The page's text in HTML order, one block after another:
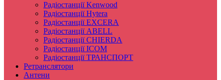
Радіостанції Kenwood
Радіостанції Hytera
Радіостанції EXCERA
Радіостанції ABELL
Радіостанції CHIERDA
Радіостанції ICOM
Радіостанції ТРАНСПОРТ
Ретранслятори
Антени